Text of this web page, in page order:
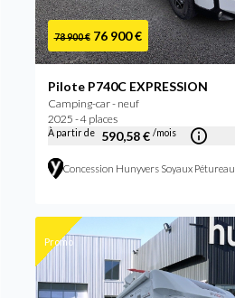
78 900 € 76 900 €
Pilote P740C EXPRESSION
Camping-car - neuf
2025 - 4 places
À partir de 590,58 € /mois
Concession Hunyvers Soyaux Pétureau
Promo